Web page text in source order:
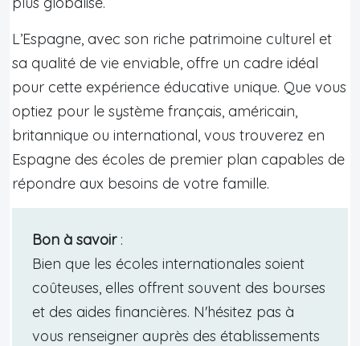
L’Espagne, avec son riche patrimoine culturel et
sa qualité de vie enviable, offre un cadre idéal
pour cette expérience éducative unique. Que vous
optiez pour le système français, américain,
britannique ou international, vous trouverez en
Espagne des écoles de premier plan capables de
répondre aux besoins de votre famille.
Bon à savoir:
Bien que les écoles internationales soient
coûteuses, elles offrent souvent des bourses
et des aides financières. N'hésitez pas à
vous renseigner auprès des établissements